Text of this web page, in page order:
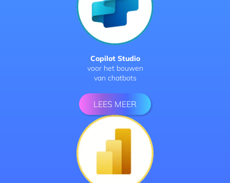
Copilot Studio
voor het bouwen
van chatbots
LEES MEER